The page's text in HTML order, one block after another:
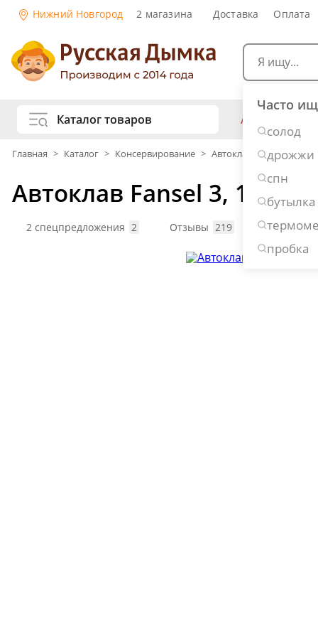
Нижний Новгород 2 магазина Доставка Оплата
Часто
солод
дрожжи
спн
бутылка
пробка
Каталог товаров
Копчение и колбасы
Консервирование
Дубовые бочки и кадки
АКЦИИ
Рецепты
Виски
Ром
Джин
Наливки и
Главная > Каталог > Консервирование > Автоклавы для
Автоклав Fansel 3, 16 л
2 спецпредложения 2 Отзывы 219 Вопросы